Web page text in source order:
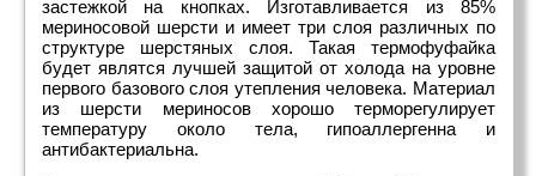
застежкой на кнопках. Изготавливается из 85%
мериносовой шерсти и имеет три слоя различных по
структуре шерстяных слоя. Такая термофуфайка
будет являтся лучшей защитой от холода на уровне
первого базового слоя утепления человека. Материал
из шерсти мериносов хорошо терморегулирует
температуру около тела, гипоаллергенна и
антибактериальна.